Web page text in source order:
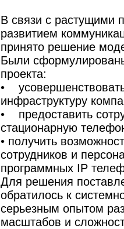
В связи с растущими
развитием
принято решение
Были
проекта:
•
инфраструктуру
• предоставить
стационарную
• получить
сотрудников и
программных IP
Для решения
обратилось к
серьезным опытом
масштабов и